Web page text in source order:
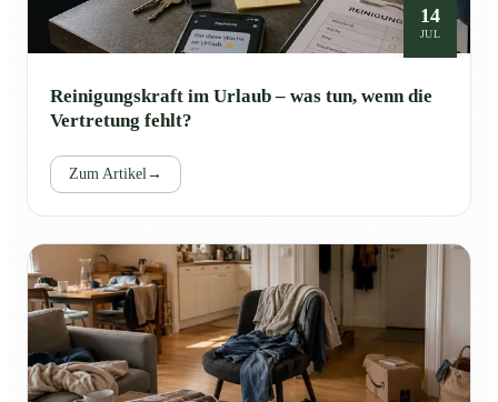
14
JUL
Reinigungskraft im Urlaub – was tun, wenn die
Vertretung fehlt?
Zum Artikel→